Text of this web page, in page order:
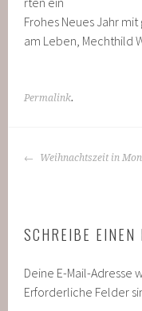
Frohes Neues Jahr
am Leben, Mechthild
Permalink.
BEITRAGS-
Weihnachtszeit in
SCHREIBE EINEN
Deine E-Mail-Adresse
Erforderliche Felder